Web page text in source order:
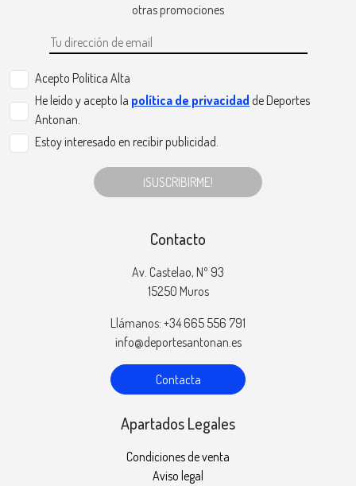
otras promociones
Acepto Politica Alta
He leído y acepto la política de privacidad de Deportes
Antonan.
Estoy interesado en recibir publicidad.
¡SUSCRIBIRME!
Contacto
Av. Castelao, Nº 93
15250 Muros
Llámanos: +34 665 556 791
info@deportesantonan.es
Contacta
Apartados Legales
Condiciones de venta
Aviso legal